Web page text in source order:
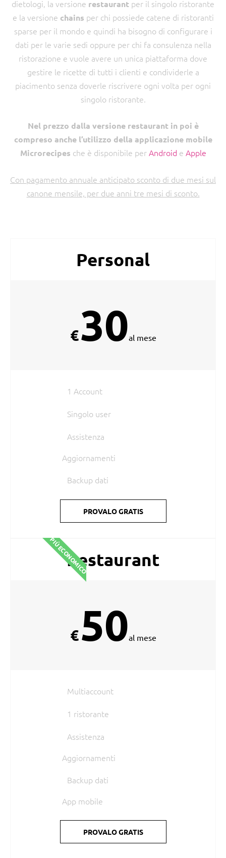
dietologi, la versione restaurant per il singolo ristorante
e la versione chains per chi possiede catene di ristoranti
sparse per il mondo e quindi ha bisogno di configurare i
dati per le varie sedi oppure per chi fa consulenza nella
ristorazione e vuole avere un unica piattaforma dove
gestire le ricette di tutti i clienti e condividerle a
piacimento senza doverle riscrivere ogni volta per ogni
singolo ristorante.
Nel prezzo dalla versione restaurant in poi è
compreso anche l’utilizzo della applicazione mobile
Microrecipes che è disponibile perAndroid e Apple
Con pagamento annuale anticipato sconto di due mesi sul
canone mensile, per due anni tre mesi di sconto.
Personal
€30al mese
1 Account
Singolo user
Assistenza
Aggiornamenti
Backup dati
PROVALO GRATIS
PIÙ ECONOMICO
Restaurant
€50al mese
Multiaccount
1 ristorante
Assistenza
Aggiornamenti
Backup dati
App mobile
PROVALO GRATIS